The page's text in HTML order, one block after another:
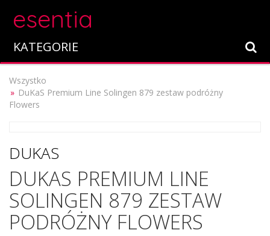
esentia
KATEGORIE
Wszystko
DuKaS Premium Line Solingen 879 zestaw podróżny
Flowers
DUKAS
DUKAS PREMIUM LINE
SOLINGEN 879 ZESTAW
PODRÓŻNY FLOWERS